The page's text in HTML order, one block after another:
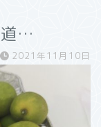
道…
2021年11月10日